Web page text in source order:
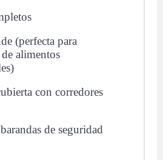
(perfecta para
alimentos
con corredores
de seguridad